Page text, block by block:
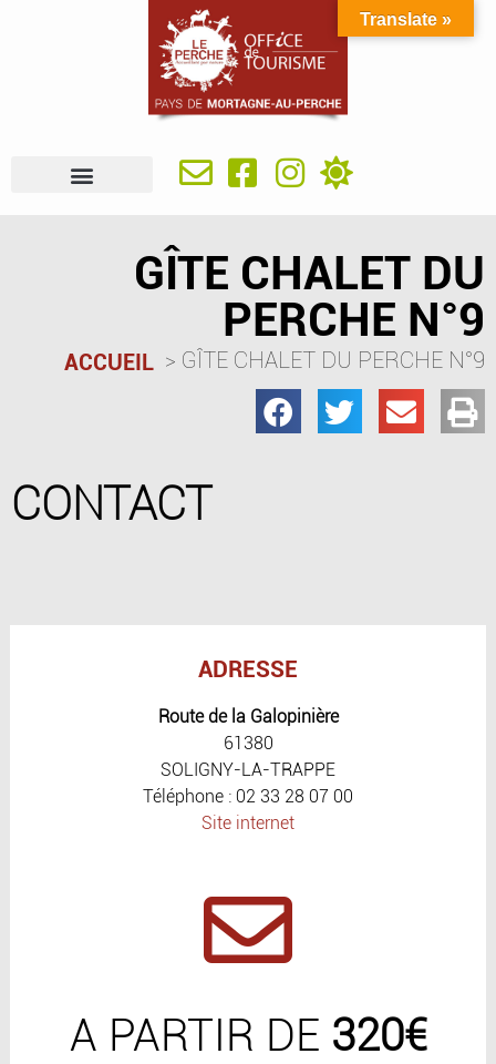
GÎTE CHALET DU
PERCHE N°9
ACCUEIL GÎTE CHALET DU PERCHE N°9
CONTACT
ADRESSE
Route de la Galopinière
61380
SOLIGNY-LA-TRAPPE
Téléphone : 02 33 28 07 00
Site internet
A PARTIR DE 320€
Translate »